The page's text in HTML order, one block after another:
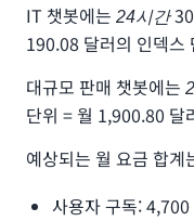
IT 챗봇에는 24시간
190.08 달러의 인덱스
대규모 판매 챗봇에는
단위 = 월 1,900.80 달
예상되는 월 요금 합계
사용자 구독: